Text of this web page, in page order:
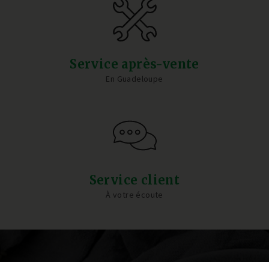
Service après-vente
En Guadeloupe
Service client
À votre écoute